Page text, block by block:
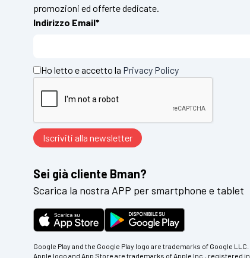
promozioni ed offerte dedicate.
Indirizzo Email*
Ho letto e accetto la Privacy Policy
Sei già cliente Bman?
Scarica la nostra APP per smartphone e tablet
Google Play and the Google Play logo are trademarks of Google LLC.
Apple logo and App Store are trademarks of Apple Inc., registered